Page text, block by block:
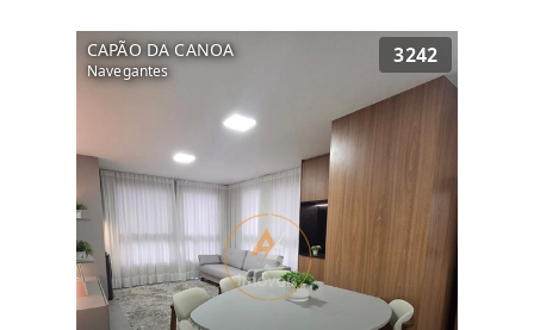
CAPÃO DA CANOA
Navegantes
3242